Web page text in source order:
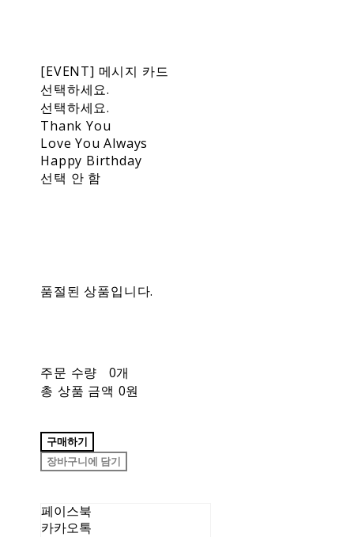
[EVENT] 메시지 카드
선택하세요.
선택하세요.
Thank You
Love You Always
Happy Birthday
선택 안 함
품절된 상품입니다.
주문 수량
0개
총 상품 금액 0원
구매하기
장바구니에 담기
페이스북
카카오톡